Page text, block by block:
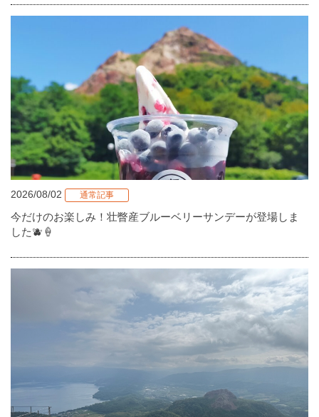
2026/08/02 通常記事
今だけのお楽しみ！壮瞥産ブルーベリーサンデーが登場しま
した🫐🍦